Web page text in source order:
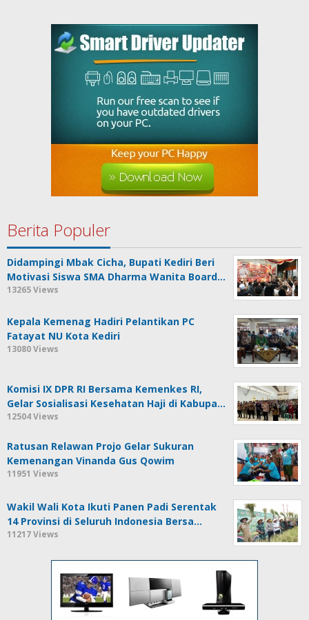
Berita Populer
Didampingi Mbak Cicha, Bupati Kediri Beri
Motivasi Siswa SMA Dharma Wanita Board…
13265 Views
Kepala Kemenag Hadiri Pelantikan PC
Fatayat NU Kota Kediri
13080 Views
Komisi IX DPR RI Bersama Kemenkes RI,
Gelar Sosialisasi Kesehatan Haji di Kabupa…
12504 Views
Ratusan Relawan Projo Gelar Sukuran
Kemenangan Vinanda Gus Qowim
11951 Views
Wakil Wali Kota Ikuti Panen Padi Serentak
14 Provinsi di Seluruh Indonesia Bersa…
11217 Views